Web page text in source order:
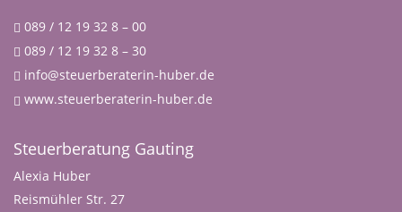
089 / 12 19 32 8 – 00
089 / 12 19 32 8 – 30
info@steuerberaterin-huber.de
www.steuerberaterin-huber.de
Steuerberatung Gauting
Alexia Huber
Reismühler Str. 27